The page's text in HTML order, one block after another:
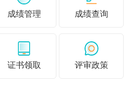
成绩管理 成绩查询
证书领取 评审政策